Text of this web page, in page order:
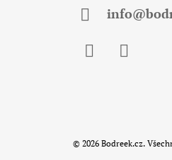
© 2026 Bodreek.cz.